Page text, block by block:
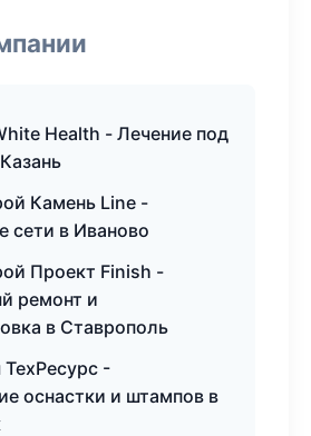
Health - Лечение под
Камень Line -
сети в Иваново
Проект Finish -
ремонт и
в Ставрополь
-
оснастки и штампов в